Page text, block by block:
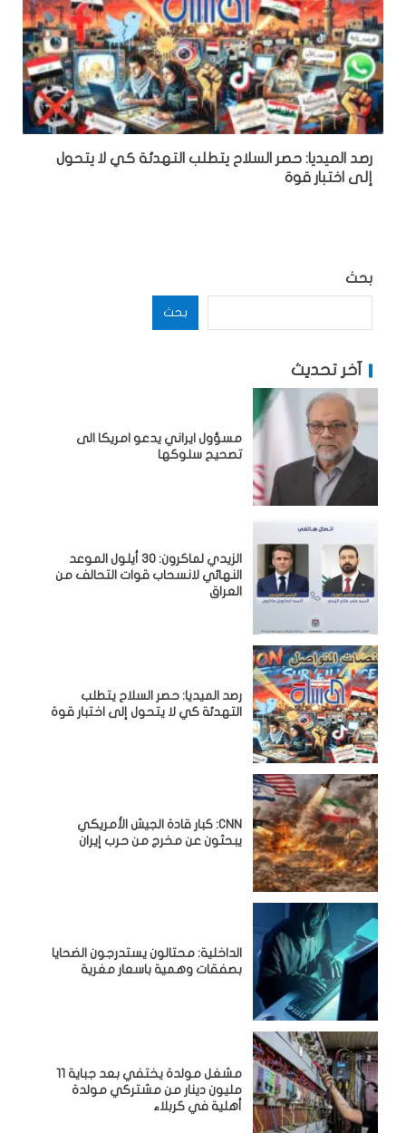
رصد الميديا: حصر السلاح يتطلب التهدئة كي لا يتحول
إلى اختبار قوة
بحث
بحث
آخر تحديث
مسؤول ايراني يدعو امريكا الى
تصحيح سلوكها
الزيدي لماكرون: 30 أيلول الموعد
النهائي لانسحاب قوات التحالف من
العراق
رصد الميديا: حصر السلاح يتطلب
التهدئة كي لا يتحول إلى اختبار قوة
CNN: كبار قادة الجيش الأمريكي
يبحثون عن مخرج من حرب إيران
الداخلية: محتالون يستدرجون الضحايا
بصفقات وهمية باسعار مغرية
مشغل مولدة يختفي بعد جباية 11
مليون دينار من مشتركي مولدة
أهلية في كربلاء